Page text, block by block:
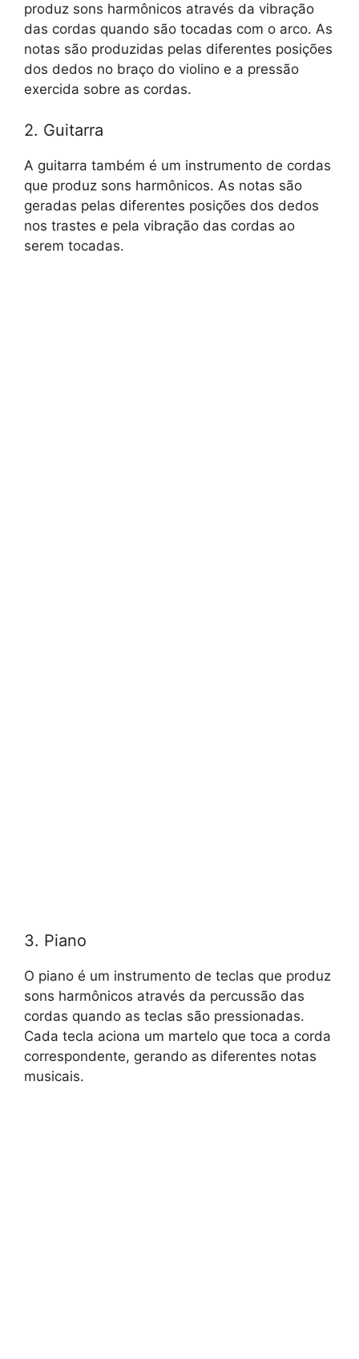
produz sons harmônicos através da vibração
das cordas quando são tocadas com o arco. As
notas são produzidas pelas diferentes posições
dos dedos no braço do violino e a pressão
exercida sobre as cordas.
2. Guitarra
A guitarra também é um instrumento de cordas
que produz sons harmônicos. As notas são
geradas pelas diferentes posições dos dedos
nos trastes e pela vibração das cordas ao
serem tocadas.
3. Piano
O piano é um instrumento de teclas que produz
sons harmônicos através da percussão das
cordas quando as teclas são pressionadas.
Cada tecla aciona um martelo que toca a corda
correspondente, gerando as diferentes notas
musicais.